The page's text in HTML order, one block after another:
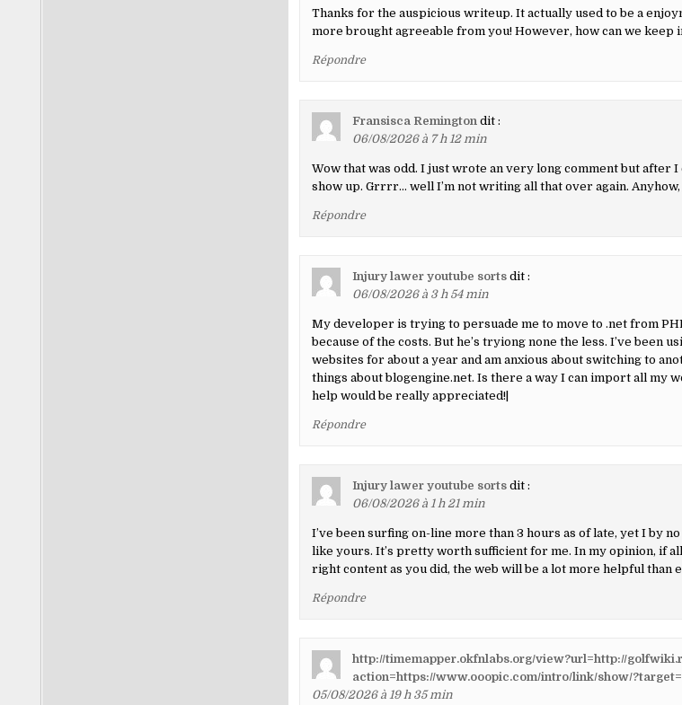
Thanks for the auspicious writeup. It actually used to be a
more brought agreeable from you! However, how can we keep
Répondre
Fransisca Remington dit :
06/08/2026 à 7 h 12 min
Wow that was odd. I just wrote an very long comment but after
show up. Grrrr… well I’m not writing all that over again.
Répondre
Injury lawer youtube sorts dit :
06/08/2026 à 3 h 54 min
My developer is trying to persuade me to move to .net from
because of the costs. But he’s tryiong none the less. I’ve been
websites for about a year and am anxious about switching to
things about blogengine.net. Is there a way I can import all my
help would be really appreciated!|
Répondre
Injury lawer youtube sorts dit :
06/08/2026 à 1 h 21 min
I’ve been surfing on-line more than 3 hours as of late, yet I by
like yours. It’s pretty worth sufficient for me. In my opinion, if
right content as you did, the web will be a lot more helpful than
Répondre
http://timemapper.okfnlabs.org/view?url=http://
action=https://www.ooopic.com/intro/link/show/
05/08/2026 à 19 h 35 min